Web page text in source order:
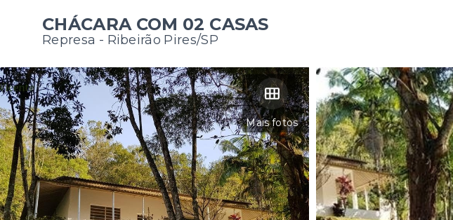
CHÁCARA COM 02 CASAS
Represa - Ribeirão Pires/SP
Mais fotos